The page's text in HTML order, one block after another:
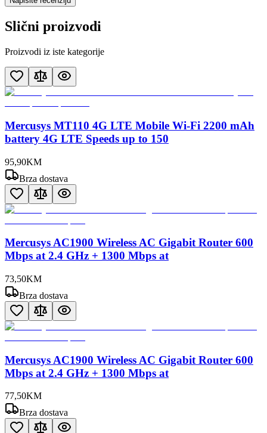
Slični proizvodi
Proizvodi iz iste kategorije
Mercusys MT110 4G LTE Mobile Wi-Fi 2200 mAh
battery 4G LTE Speeds up to 150
95,90KM
Brza dostava
Mercusys AC1900 Wireless AC Gigabit Router 600
Mbps at 2.4 GHz + 1300 Mbps at
73,50KM
Brza dostava
Mercusys AC1900 Wireless AC Gigabit Router 600
Mbps at 2.4 GHz + 1300 Mbps at
77,50KM
Brza dostava